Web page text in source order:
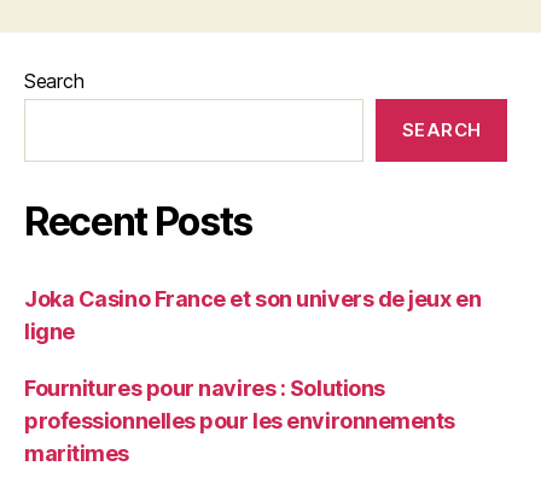
Search
SEARCH
Recent Posts
Joka Casino France et son univers de jeux en
ligne
Fournitures pour navires : Solutions
professionnelles pour les environnements
maritimes